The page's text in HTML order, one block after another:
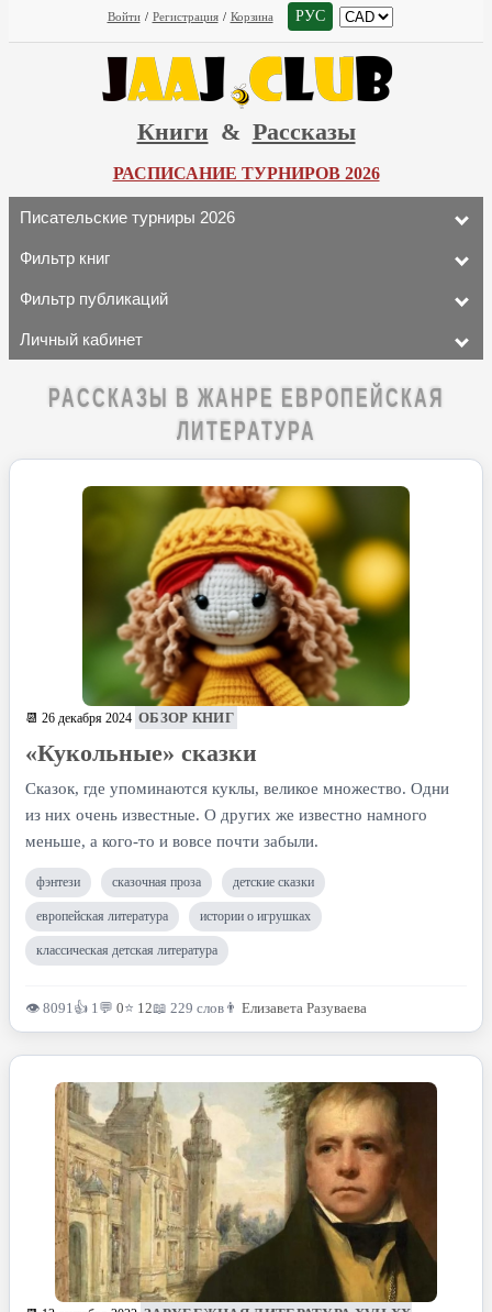
Войти / Регистрация / Корзина РУС
Книги & Рассказы
РАСПИСАНИЕ ТУРНИРОВ 2026
Писательские турниры 2026
Фильтр книг
Фильтр публикаций
Личный кабинет
РАССКАЗЫ В ЖАНРЕ ЕВРОПЕЙСКАЯ
ЛИТЕРАТУРА
📆 26 декабря 2024 ОБЗОР КНИГ
«Кукольные» сказки
Сказок, где упоминаются куклы, великое множество. Одни
из них очень известные. О других же известно намного
меньше, а кого-то и вовсе почти забыли.
фэнтези сказочная проза детские сказки
европейская литература истории о игрушках
классическая детская литература
👁 8091👍 1💬 0⭐ 12📖 229 слов 👨 Елизавета Разуваева